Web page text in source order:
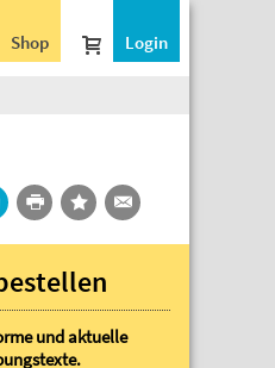
Login
Shop
und aktuelle